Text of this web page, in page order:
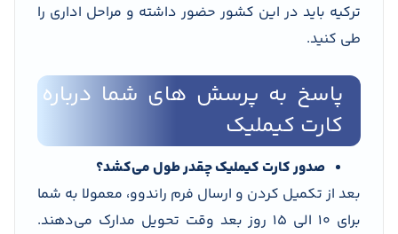
ترکیه باید در این کشور حضور داشته و مراحل اداری را
طی کنید.
پاسخ به پرسش های شما درباره
کارت کیملیک
صدور کارت کیملیک چقدر طول می‌کشد؟
بعد از تکمیل کردن و ارسال فرم راندوو، معمولا به شما
برای 10 الی 15 روز بعد وقت تحویل مدارک می‌دهند.